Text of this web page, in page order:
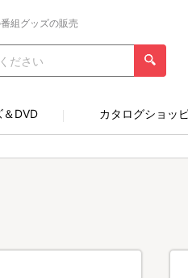
組グッズの販売
＆DVD カタログショッ